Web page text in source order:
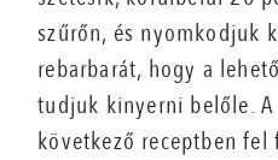
szűrőn, és nyomkodjuk
rebarbarát, hogy a
tudjuk kinyerni belőle.
következő receptben